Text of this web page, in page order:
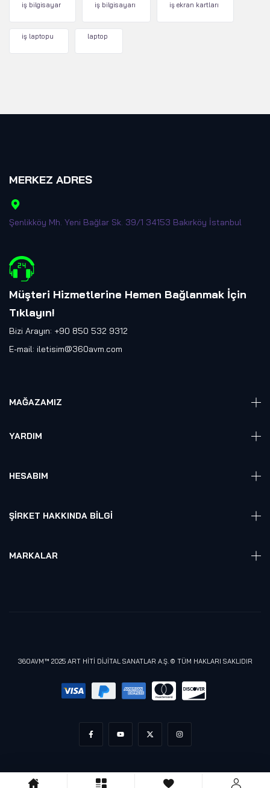
iş bilgisayar iş bilgisayarı iş ekran kartları
iş laptopu laptop
MERKEZ ADRES
Şenlikköy Mh. Yeni Bağlar Sk. 39/1 34153 Bakırköy İstanbul
Müşteri Hizmetlerine Hemen Bağlanmak İçin
Tıklayın!
Bizi Arayın: +90 850 532 9312
E-mail: iletisim@360avm.com
MAĞAZAMIZ
VR Ready PC
Elektronik
YARDIM
HESABIM
Sepet
ŞIRKET HAKKINDA BILGI
Referanslarımız
MARKALAR
360AVM™ 2025 ART HİTİ DİJİTAL SANATLAR A.Ş. © TÜM HAKLARI SAKLIDIR